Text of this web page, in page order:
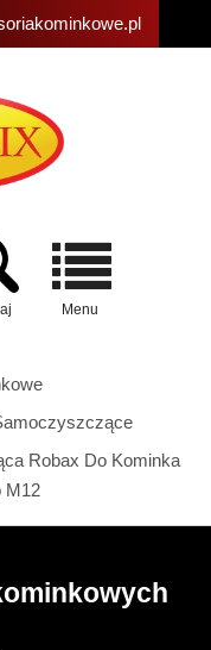
Menu
Robax Do Kominka
M12